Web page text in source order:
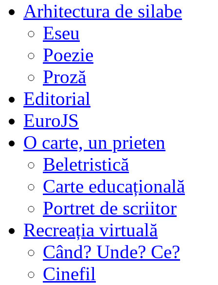
Arhitectura de silabe
Eseu
Poezie
Proză
Editorial
EuroJS
O carte, un prieten
Beletristică
Carte educațională
Portret de scriitor
Recreația virtuală
Când? Unde? Ce?
Cinefil